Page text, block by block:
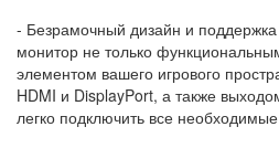
- Безрамочный дизайн и
монитор не только
элементом вашего игрового
HDMI и DisplayPort, а также
легко подключить все необходимые